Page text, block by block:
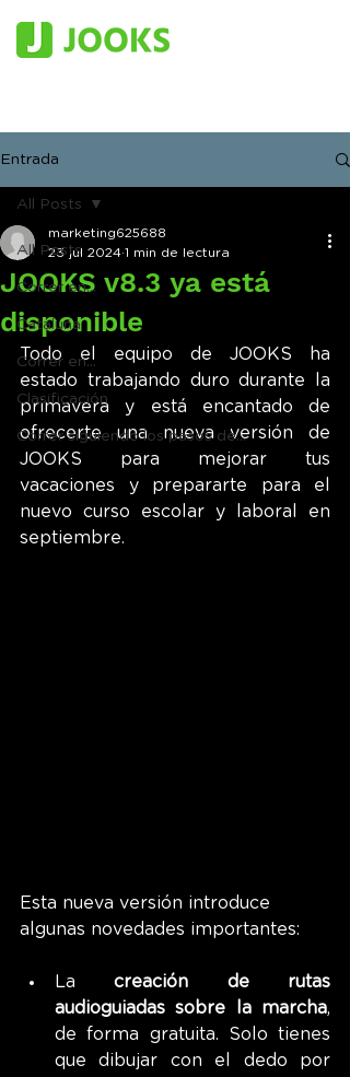
Entrada
All Posts
Correr en...
Cataluña
Correr en...
Clasificación
Correr siguiendo los pasos de...
All Posts
JOOKS v8.3 ya está
disponible
marketing625688
23 jul 2024 1 min de lectura
Todo el equipo de JOOKS ha
estado trabajando duro durante la
primavera y está encantado de
ofrecerte una nueva versión de
JOOKS para mejorar tus
vacaciones y prepararte para el
nuevo curso escolar y laboral en
septiembre.
Esta nueva versión introduce
algunas novedades importantes:
La creación de rutas
audioguiadas sobre la marcha,
de forma gratuita. Solo tienes
que dibujar con el dedo por